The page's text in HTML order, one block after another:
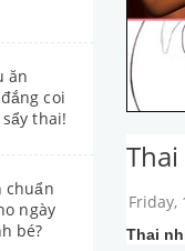
ăn
coi
thai!
chuẩn
ngày
bé?
Friday,
Thai